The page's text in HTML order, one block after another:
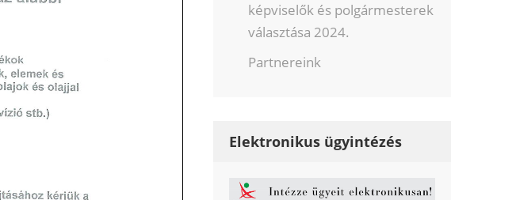
képviselők és polgármesterek
választása 2024.
Partnereink
Elektronikus ügyintézés